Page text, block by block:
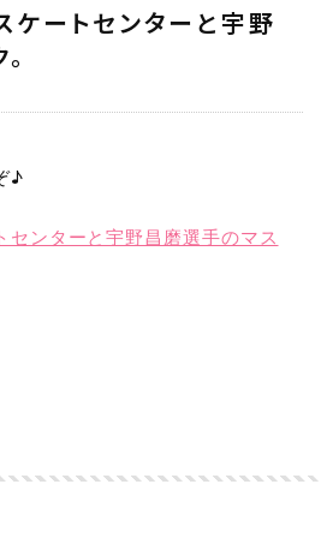
ケートセンターと宇野
♪
センターと宇野昌磨選手のマス